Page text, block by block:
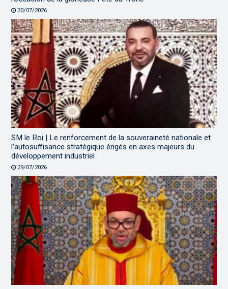
30/07/2026
SM le Roi | Le renforcement de la souveraineté nationale et
l’autosuffisance stratégique érigés en axes majeurs du
développement industriel
29/07/2026